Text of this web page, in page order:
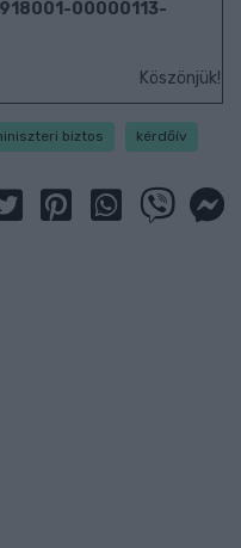
00000113-
Köszönjük!
biztos kérdőív